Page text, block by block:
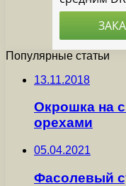
Популярные статьи
13.11.2018
Окрошка на
орехами
05.04.2021
Фасолевый